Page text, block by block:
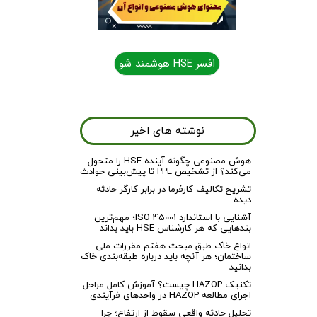
هوش مصنوعی چگونه آینده HSE را متحول
می‌کند؟ از تشخیص PPE تا پیش‌بینی حوادث
تشریح تکالیف کارفرما در برابر کارگر حادثه
دیده
آشنایی با استاندارد ISO 45001؛ مهم‌ترین
بندهایی که هر کارشناس HSE باید بداند
انواع خاک طبق مبحث هفتم مقررات ملی
ساختمان؛ هر آنچه باید درباره طبقه‌بندی خاک
بدانید
تکنیک HAZOP چیست؟ آموزش کامل مراحل
اجرای مطالعه HAZOP در واحدهای فرآیندی
تحلیل حادثه واقعی سقوط از ارتفاع؛ چرا
نوشته های اخیر
افسر HSE هوشمند شو